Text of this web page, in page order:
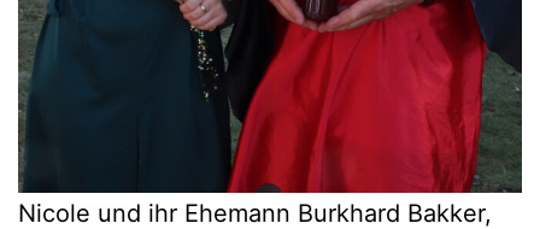
Nicole und ihr Ehemann Burkhard Bakker,